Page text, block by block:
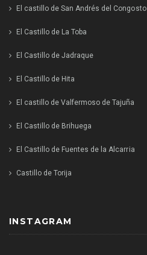
El castillo de San Andrés del Congosto
El Castillo de La Toba
El Castillo de Jadraque
El Castillo de Hita
El castillo de Valfermoso de Tajuña
El Castillo de Brihuega
El Castillo de Fuentes de la Alcarria
Castillo de Torija
INSTAGRAM